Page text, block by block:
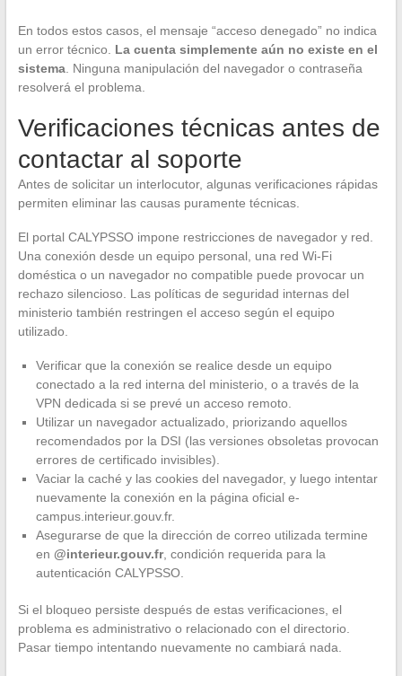
En todos estos casos, el mensaje “acceso denegado” no indica
un error técnico. La cuenta simplemente aún no existe en el
sistema. Ninguna manipulación del navegador o contraseña
resolverá el problema.
Verificaciones técnicas antes de
contactar al soporte
Antes de solicitar un interlocutor, algunas verificaciones rápidas
permiten eliminar las causas puramente técnicas.
El portal CALYPSSO impone restricciones de navegador y red.
Una conexión desde un equipo personal, una red Wi-Fi
doméstica o un navegador no compatible puede provocar un
rechazo silencioso. Las políticas de seguridad internas del
ministerio también restringen el acceso según el equipo
utilizado.
Verificar que la conexión se realice desde un equipo
conectado a la red interna del ministerio, o a través de la
VPN dedicada si se prevé un acceso remoto.
Utilizar un navegador actualizado, priorizando aquellos
recomendados por la DSI (las versiones obsoletas provocan
errores de certificado invisibles).
Vaciar la caché y las cookies del navegador, y luego intentar
nuevamente la conexión en la página oficial e-
campus.interieur.gouv.fr.
Asegurarse de que la dirección de correo utilizada termine
en @interieur.gouv.fr, condición requerida para la
autenticación CALYPSSO.
Si el bloqueo persiste después de estas verificaciones, el
problema es administrativo o relacionado con el directorio.
Pasar tiempo intentando nuevamente no cambiará nada.